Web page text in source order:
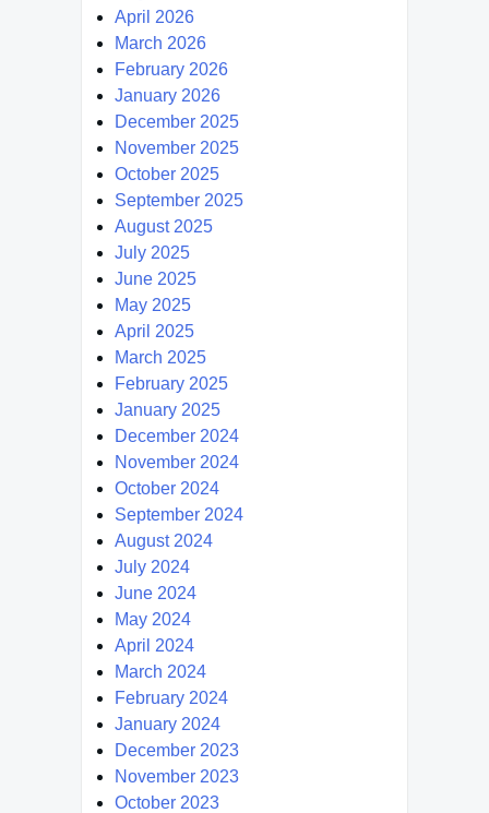
April 2026
March 2026
February 2026
January 2026
December 2025
November 2025
October 2025
September 2025
August 2025
July 2025
June 2025
May 2025
April 2025
March 2025
February 2025
January 2025
December 2024
November 2024
October 2024
September 2024
August 2024
July 2024
June 2024
May 2024
April 2024
March 2024
February 2024
January 2024
December 2023
November 2023
October 2023